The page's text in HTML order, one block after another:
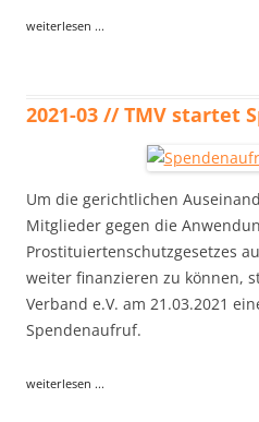
weiterlesen ...
2021-03 // TMV startet
Um die gerichtlichen
Mitglieder gegen die
Prostituiertenschutzgesetzes
weiter finanzieren zu können,
Verband e.V. am 21.03.2021
Spendenaufruf.
weiterlesen ...